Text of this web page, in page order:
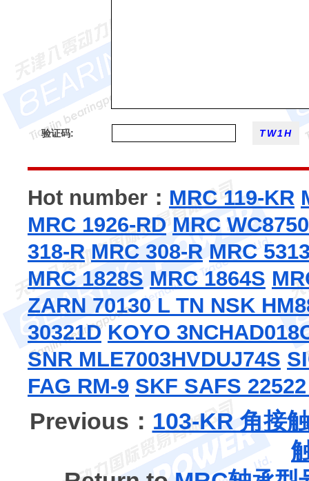
验证码:
Hot number： MRC 119-KR
MRC 1926-RD MRC
318-R MRC 308-R MRC
MRC 1828S MRC 1864S
ZARN 70130 L TN NSK
30321D KOYO
SNR MLE7003HVDUJ74S
FAG RM-9 SKF SAFS
Previous： 103-KR 角接